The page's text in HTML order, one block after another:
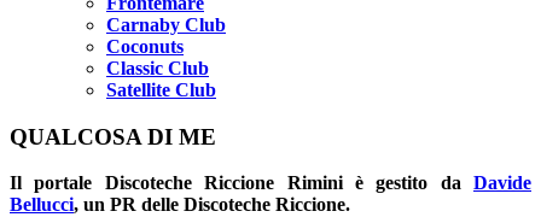
Carnaby Club
Coconuts
Classic Club
Satellite Club
QUALCOSA DI ME
Il portale Discoteche Riccione Riminiè gestito da Davide
Bellucci, un PR delle Discoteche Riccione.